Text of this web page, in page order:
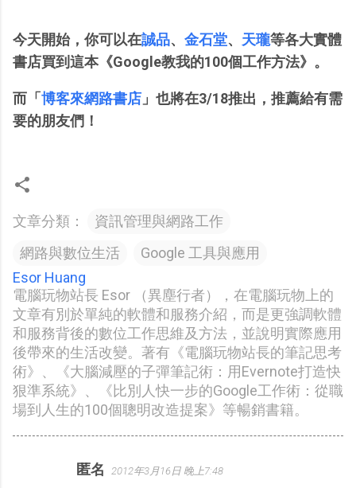
今天開始，你可以在誠品、 金石堂、 天瓏等各大實體
書店買到這本《Google教我的100個工作方法》。
而「 博客來網路書店 」也將在3/18推出，推薦給有需
要的朋友們！
文章分類：
資訊管理與網路工作
網路與數位生活
Google 工具與應用
Esor Huang
電腦玩物站長 Esor （異塵行者），在電腦玩物上的
文章有別於單純的軟體和服務介紹，而是更強調軟體
和服務背後的數位工作思維及方法，並說明實際應用
後帶來的生活改變。著有《電腦玩物站長的筆記思考
術》、《大腦減壓的子彈筆記術：用Evernote打造快
狠準系統》、《比別人快一步的Google工作術：從職
場到人生的100個聰明改造提案》等暢銷書籍。
匿名 2012年3月16日 晚上7:48